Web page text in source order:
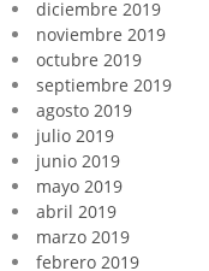
diciembre 2019
noviembre 2019
octubre 2019
septiembre 2019
agosto 2019
julio 2019
junio 2019
mayo 2019
abril 2019
marzo 2019
febrero 2019